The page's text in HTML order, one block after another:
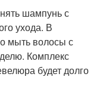
шампунь с
ухода. В
мыть волосы с
Комплекс
будет долго